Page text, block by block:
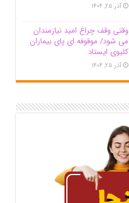
آذر ۲۵, ۱۴۰۴
وقتی وقف چراغ امید نیازمندان
می شود/ موقوفه ای پای بیماران
کلیوی ایستاد
آذر ۲۵, ۱۴۰۴